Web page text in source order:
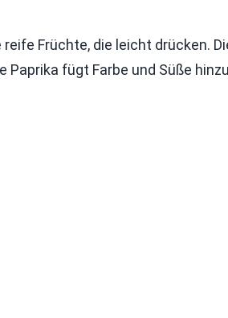
Früchte, die leicht drücken.
Paprika fügt Farbe und Süße